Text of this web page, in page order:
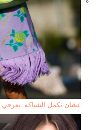
عشان تكمل الشياكة..تعرفي